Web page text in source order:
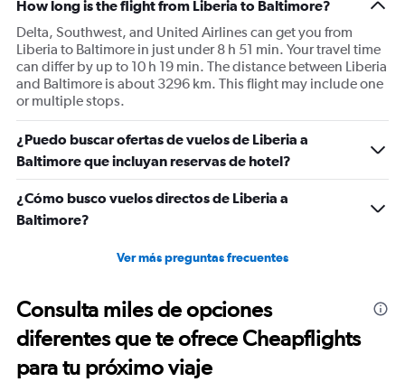
Y
axis
displaying
Number
of
flights.
0
to
1.2.
How long is the flight from Liberia to Baltimore?
Delta, Southwest, and United Airlines can get you from
Liberia to Baltimore in just under 8 h 51 min. Your travel time
can differ by up to 10 h 19 min. The distance between Liberia
and Baltimore is about 3296 km. This flight may include one
or multiple stops.
¿Puedo buscar ofertas de vuelos de Liberia a
Baltimore que incluyan reservas de hotel?
¿Cómo busco vuelos directos de Liberia a
Baltimore?
Ver más preguntas frecuentes
Consulta miles de opciones
diferentes que te ofrece Cheapflights
para tu próximo viaje